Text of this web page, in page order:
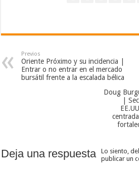
Previos
Oriente Próximo y su incidencia |
Entrar o no entrar en el mercado
bursátil frente a la escalada bélica
Doug
|
Deja una respuesta Lo siento,
publicar un